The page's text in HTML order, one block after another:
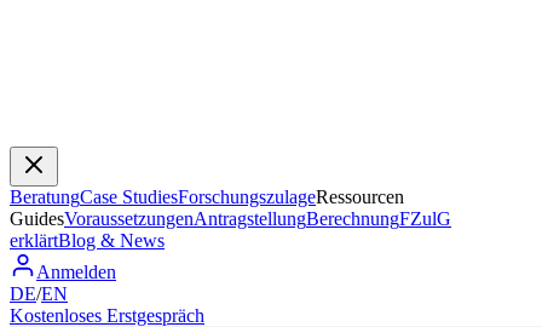
BeratungCase StudiesForschungszulageRessourcen
GuidesVoraussetzungenAntragstellungBerechnungFZulG
erklärtBlog & News
Anmelden
DE/EN
Kostenloses Erstgespräch